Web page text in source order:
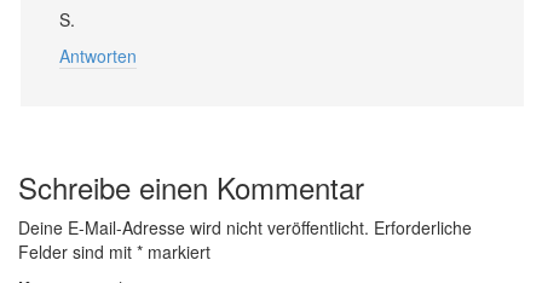
S.
Antworten
Schreibe einen Kommentar
Deine E-Mail-Adresse wird nicht veröffentlicht. Erforderliche
Felder sind mit * markiert